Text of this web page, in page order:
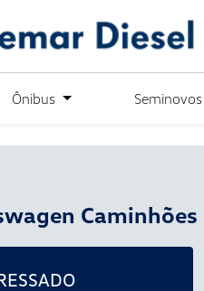
Ônibus Seminovos
Caminhões